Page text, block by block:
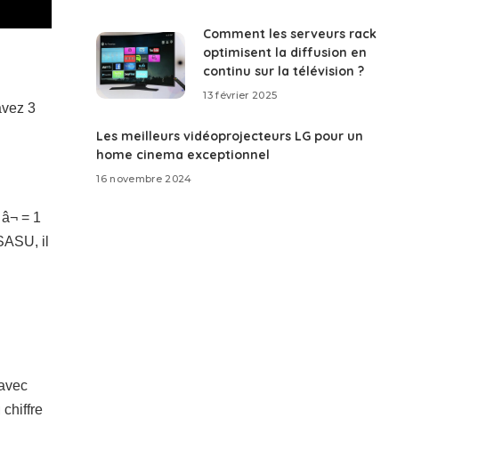
3
= 1
il
chiffre
Comment les serveurs rack
optimisent la diffusion en
continu sur la télévision ?
13 février 2025
Les meilleurs vidéoprojecteurs LG pour un
home cinema exceptionnel
16 novembre 2024